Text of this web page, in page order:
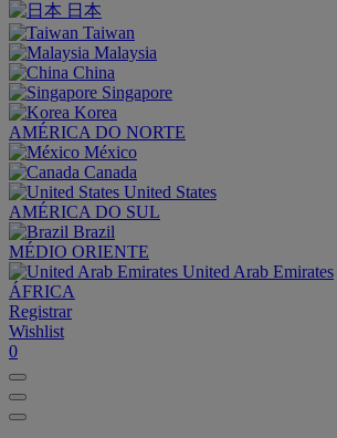
日本
Taiwan
Malaysia
China
Singapore
Korea
AMÉRICA DO NORTE
México
Canada
United States
AMÉRICA DO SUL
Brazil
MÉDIO ORIENTE
United Arab Emirates
ÁFRICA
Registrar
Wishlist
0